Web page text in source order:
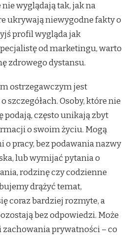
wyglądają tak, jak na
ukrywają niewygodne fakty o
profil wygląda jak
od marketingu, warto
zdrowego dystansu.
ostrzegawczym jest
szczegółach. Osoby, które nie
podają, często unikają zbyt
o swoim życiu. Mogą
pracy, bez podawania nazwy
lub wymijać pytania o
rodzinę czy codzienne
drążyć temat,
coraz bardziej rozmyte, a
bez odpowiedzi. Może
prywatności – co